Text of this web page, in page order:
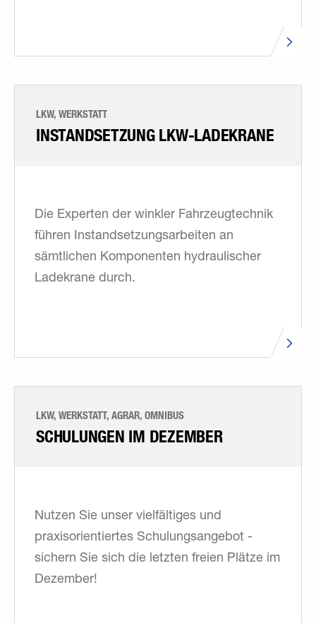
LKW, WERKSTATT
INSTAND­SETZUNG LKW-LADEKRANE
Die Experten der winkler Fahrzeugtechnik
führen Instandsetzungsarbeiten an
sämtlichen Komponenten hydraulischer
Ladekrane durch.
LKW, WERKSTATT, AGRAR, OMNIBUS
SCHULUNGEN IM DEZEMBER
Nutzen Sie unser vielfältiges und
praxisorientiertes Schulungsangebot -
sichern Sie sich die letzten freien Plätze im
Dezember!